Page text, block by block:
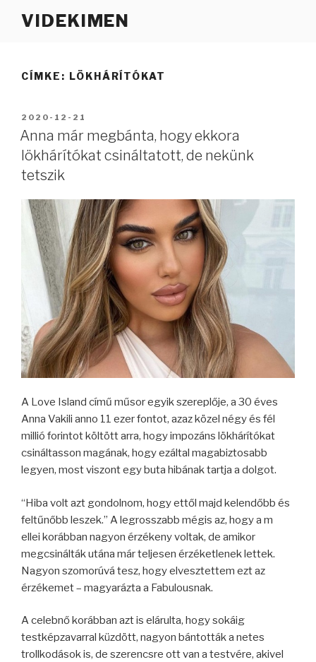
VIDEKIMEN
CÍMKE: LÖKHÁRÍTÓKAT
BEKÜLDVE:
2020-12-21
Anna már megbánta, hogy ekkora
lökhárítókat csináltatott, de nekünk
tetszik
A Love Island című műsor egyik szereplője, a 30 éves
Anna Vakili anno 11 ezer fontot, azaz közel négy és fél
millió forintot költött arra, hogy impozáns lökhárítókat
csináltasson magának, hogy ezáltal magabiztosabb
legyen, most viszont egy buta hibának tartja a dolgot.
“Hiba volt azt gondolnom, hogy ettől majd kelendőbb és
feltűnőbb leszek.” A legrosszabb mégis az, hogy a m
ellei korábban nagyon érzékeny voltak, de amikor
megcsinálták utána már teljesen érzéketlenek lettek.
Nagyon szomorúvá tesz, hogy elvesztettem ezt az
érzékemet – magyarázta a Fabulousnak.
A celebnő korábban azt is elárulta, hogy sokáig
testképzavarral küzdött, nagyon bántották a netes
trollkodások is, de szerencsre ott van a testvére, akivel